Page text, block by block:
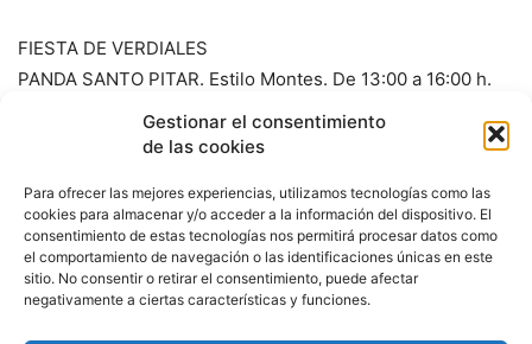
Gestionar el consentimiento
de las cookies
Para ofrecer las mejores experiencias, utilizamos tecnologías como las
cookies para almacenar y/o acceder a la información del dispositivo. El
consentimiento de estas tecnologías nos permitirá procesar datos como
el comportamiento de navegación o las identificaciones únicas en este
sitio. No consentir o retirar el consentimiento, puede afectar
negativamente a ciertas características y funciones.
FIESTA DE VERDIALES
PANDA SANTO PITAR. Estilo Montes. De 13:00 a 16:00 h.
PANDA LA AXARQUÍA. Estilo Comares. De 14:00 a 17:00 h.
Academia de baile Elena Romero. 13:00 h.
Coro Málaga y Olé. 13:30 h.
Coro Cortijo Alto. 16:00 h.
Coro Aires Marineros. 16:30 h.